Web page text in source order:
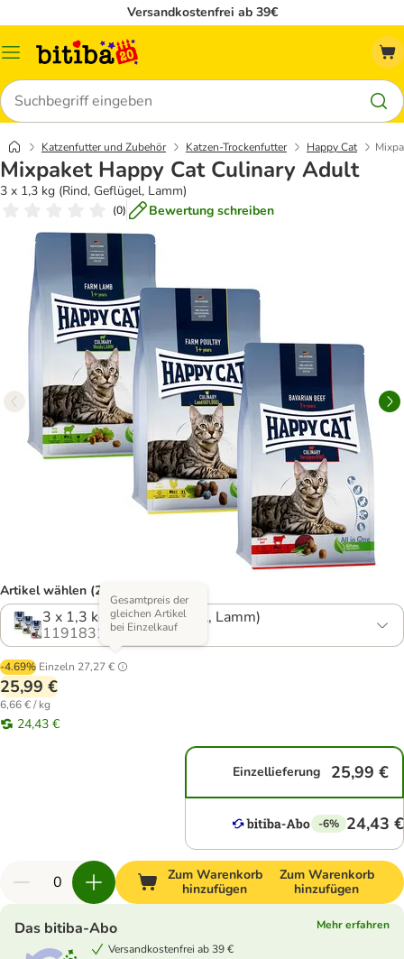
Versandkostenfrei ab 39€
Menü
Suchen
Katzenfutter und Zubehör Katzen-Trockenfutter Happy Cat
Mixpaket Happy Cat Culinary Adult
3 x 1,3 kg (Rind, Geflügel, Lamm)
(0) Bewertung schreiben
Artikel wählen (2 Varianten)
3 x 1,3 kg (Rind, Geflügel, Lamm)
1191831.0
-4.69% Einzeln 27,27 €
Gesamtpreis der
gleichen Artikel
bei Einzelkauf
25,99 €
6,66 € / kg
24,43 €
Einzellieferung 25,99 €
-6% 24,43 €
Zum Warenkorb
hinzufügen
Zum Warenkorb
hinzufügen
Das bitiba-Abo
Mehr erfahren
Versandkostenfrei ab 39 €